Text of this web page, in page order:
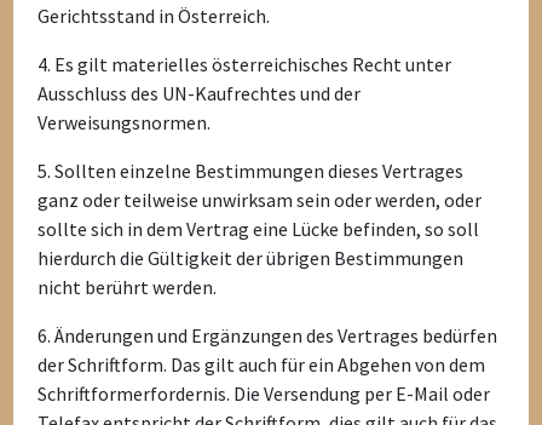
Gerichtsstand in Österreich.
4. Es gilt materielles österreichisches Recht unter
Ausschluss des UN-Kaufrechtes und der
Verweisungsnormen.
5. Sollten einzelne Bestimmungen dieses Vertrages
ganz oder teilweise unwirksam sein oder werden, oder
sollte sich in dem Vertrag eine Lücke befinden, so soll
hierdurch die Gültigkeit der übrigen Bestimmungen
nicht berührt werden.
6. Änderungen und Ergänzungen des Vertrages bedürfen
der Schriftform. Das gilt auch für ein Abgehen von dem
Schriftformerfordernis. Die Versendung per E-Mail oder